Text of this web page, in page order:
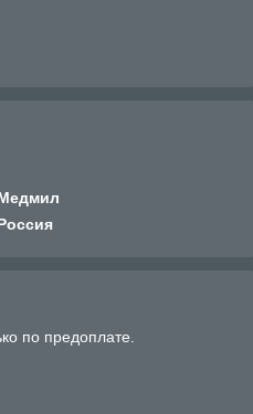
по предоплате.